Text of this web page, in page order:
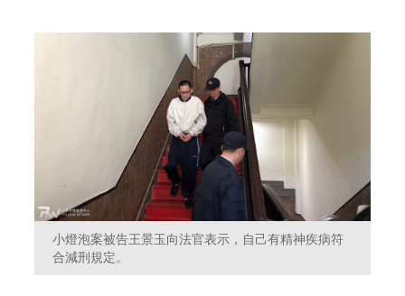
小燈泡案被告王景玉向法官表示，自己有精神疾病符
合減刑規定。